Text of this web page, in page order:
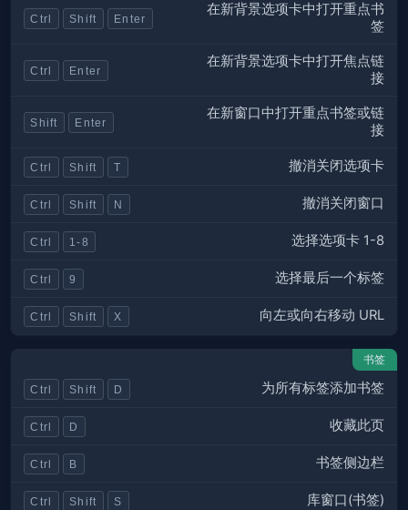
Ctrl Shift Enter
在新背景选项卡中打开重点书
签
Ctrl Enter
在新背景选项卡中打开焦点链
接
Shift Enter
在新窗口中打开重点书签或链
接
Ctrl Shift T 撤消关闭选项卡
Ctrl Shift N 撤消关闭窗口
Ctrl 1-8 选择选项卡 1-8
Ctrl 9 选择最后一个标签
Ctrl Shift X 向左或向右移动 URL
书签
Ctrl Shift D 为所有标签添加书签
Ctrl D 收藏此页
Ctrl B 书签侧边栏
Ctrl Shift S 库窗口(书签)